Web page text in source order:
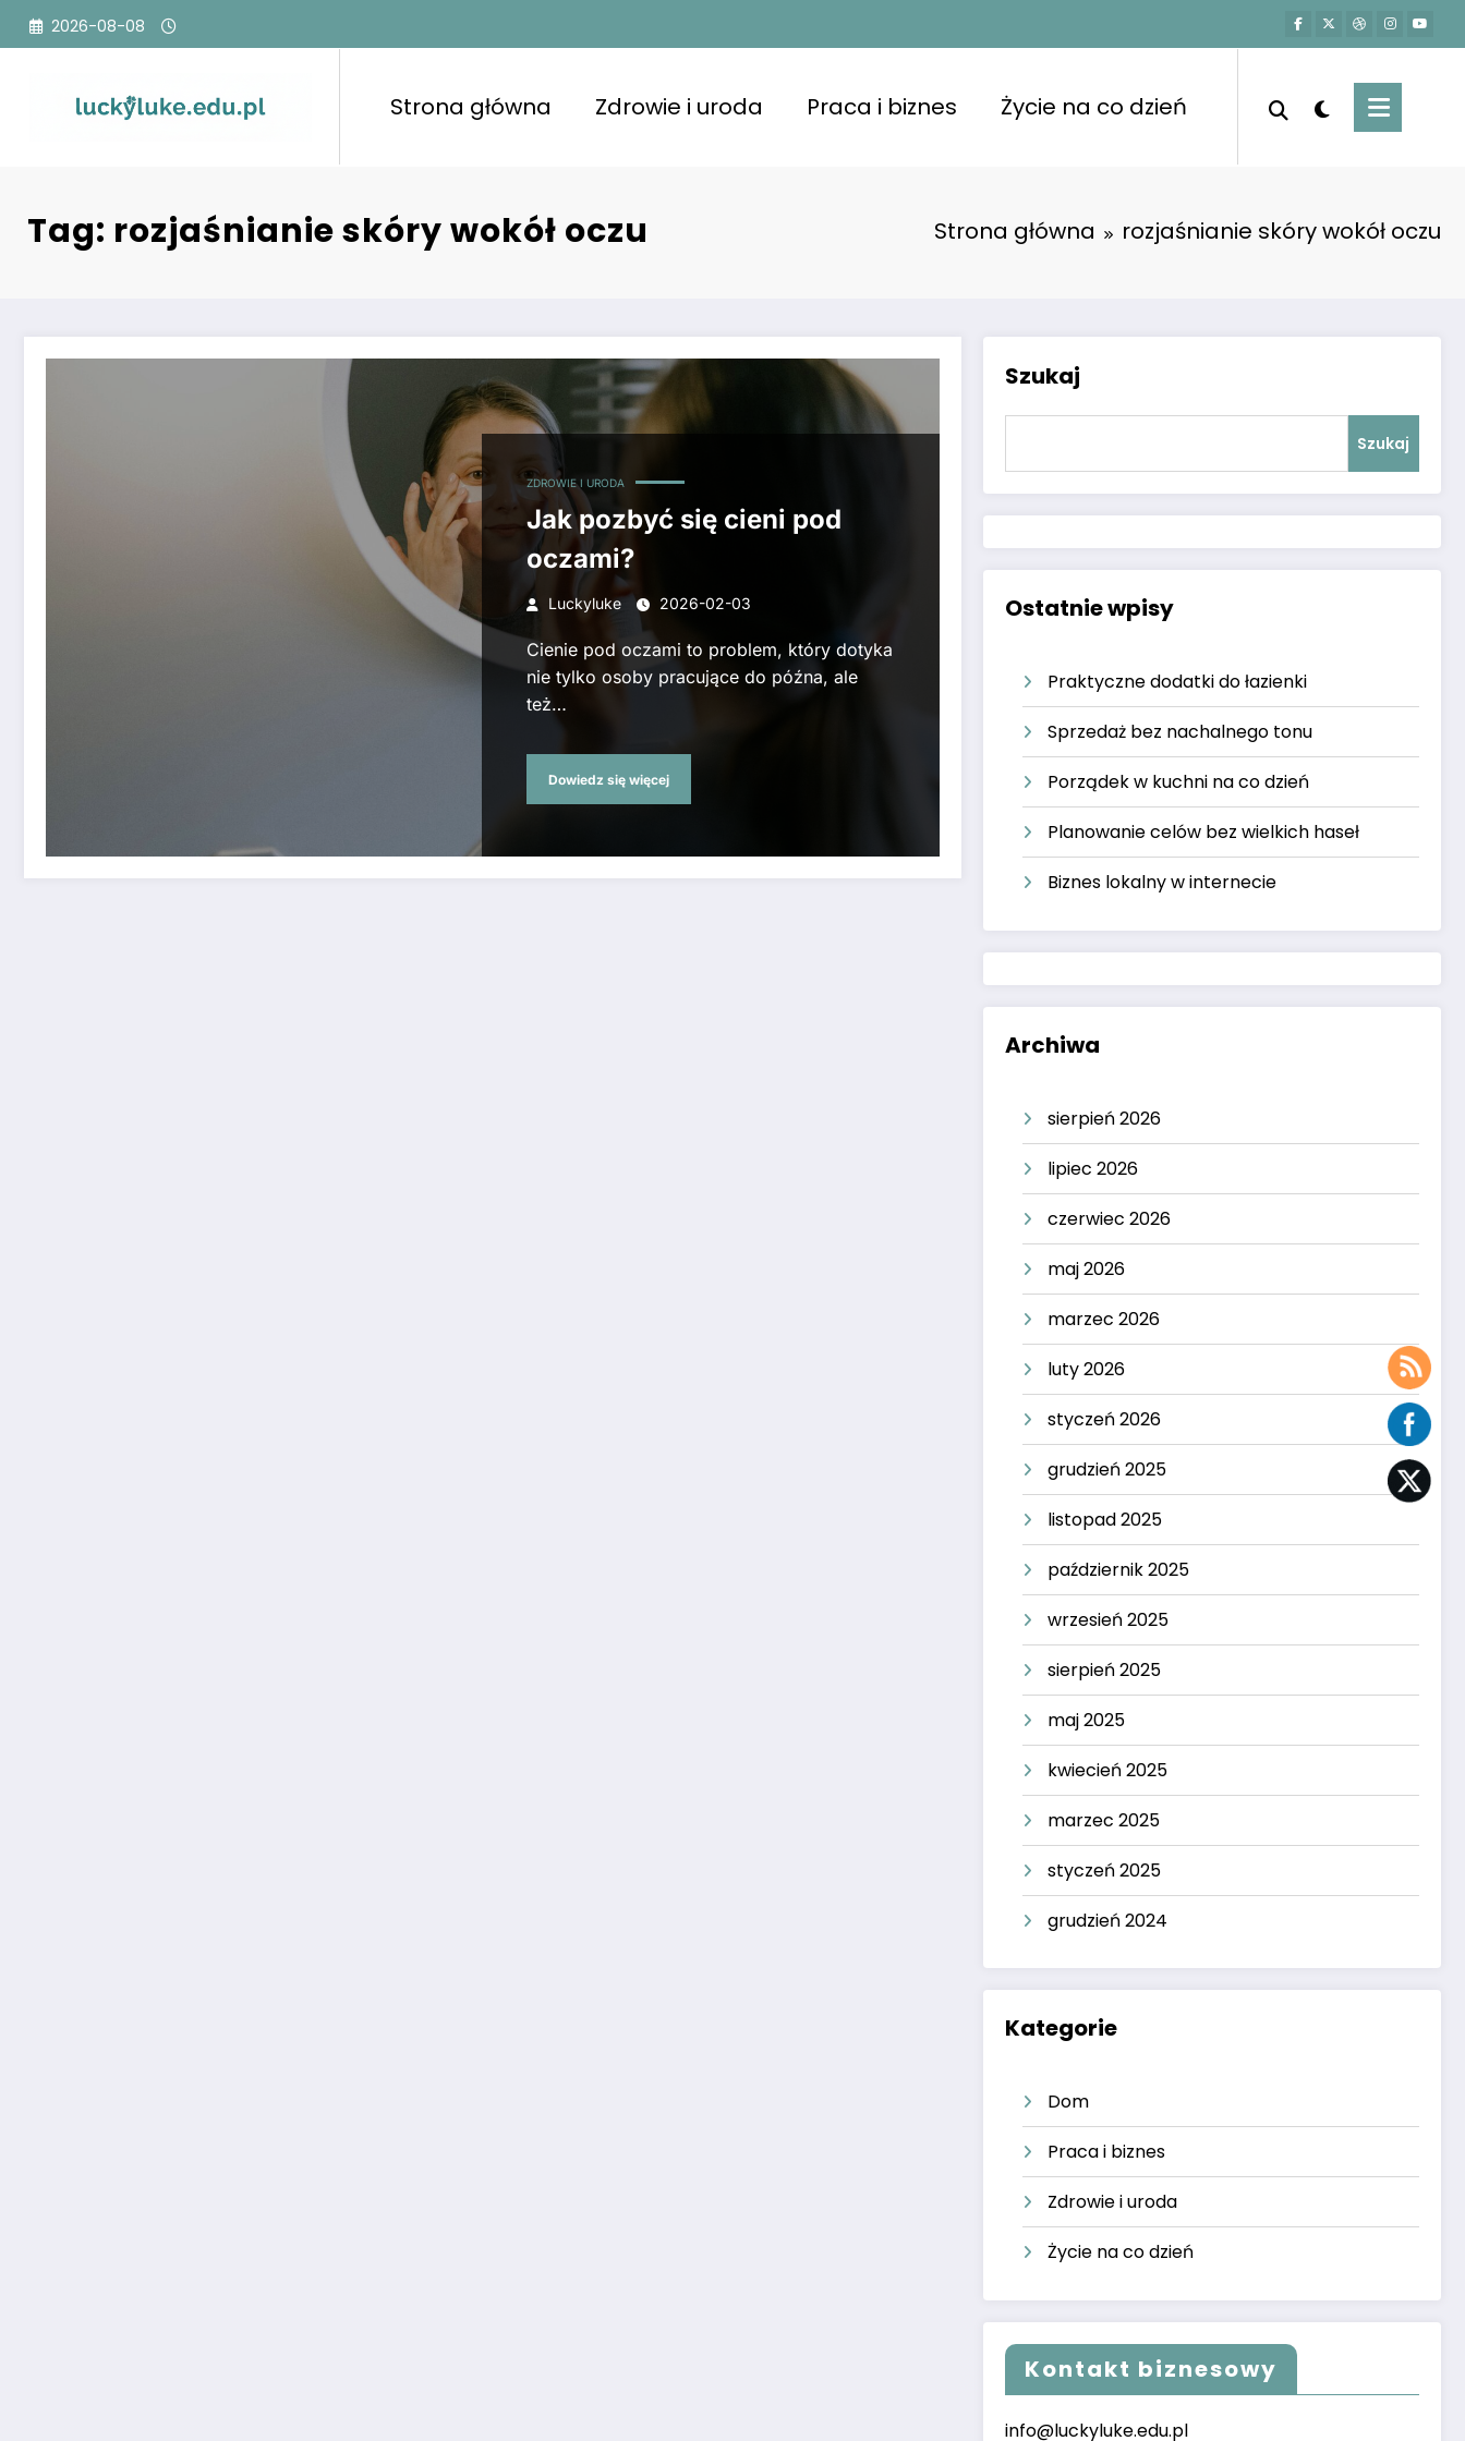
Przejdź
2026-08-08
Strona główna Zdrowie i uroda Praca i biznes Życie na co dzień
Tag: rozjaśnianie skóry wokół oczu Strona główna rozjaśnianie skóry wokół oczu
ZDROWIE I URODA
Jak pozbyć się cieni pod
oczami?
Luckyluke 2026-02-03
Cienie pod oczami to problem, który dotyka
nie tylko osoby pracujące do późna, ale
też…
Dowiedz się więcej
Szukaj
Szukaj
Ostatnie wpisy
Praktyczne dodatki do łazienki
Sprzedaż bez nachalnego tonu
Porządek w kuchni na co dzień
Planowanie celów bez wielkich haseł
Biznes lokalny w internecie
Archiwa
sierpień 2026
lipiec 2026
czerwiec 2026
maj 2026
marzec 2026
luty 2026
styczeń 2026
grudzień 2025
listopad 2025
październik 2025
wrzesień 2025
sierpień 2025
maj 2025
kwiecień 2025
marzec 2025
styczeń 2025
grudzień 2024
Kategorie
Dom
Praca i biznes
Zdrowie i uroda
Życie na co dzień
Kontakt biznesowy
info@luckyluke.edu.pl